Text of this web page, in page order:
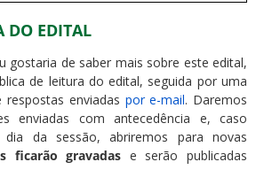
DO EDITAL
gostaria de saber mais sobre este edital,
de leitura do edital, seguida por uma
enviadas por e-mail. Daremos
enviadas com antecedência e, caso
da sessão, abriremos para novas
ficarão gravadas e serão publicadas